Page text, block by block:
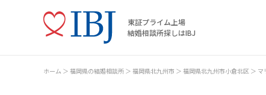
東証プライム上場
結婚相談所探しはIBJ
ホーム 福岡県の結婚相談所 福岡県北九州市 福岡県北九州市小倉北区 マ